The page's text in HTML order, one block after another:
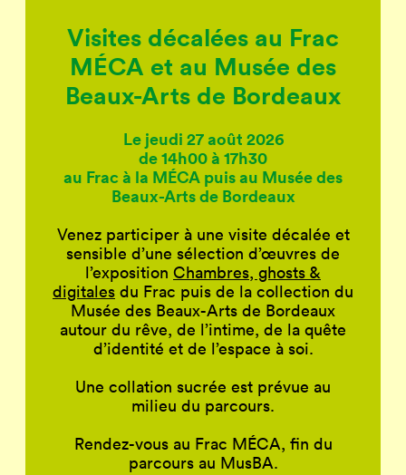
Visites décalées au Frac
MÉCA et au Musée des
Beaux-Arts de Bordeaux
Le jeudi 27 août 2026
de 14h00 à 17h30
au Frac à la MÉCA puis au Musée des
Beaux-Arts de Bordeaux
Venez participer à une visite décalée et
sensible d’une sélection d’œuvres de
l’exposition Chambres, ghosts &
digitales du Frac puis de la collection du
Musée des Beaux-Arts de Bordeaux
autour du rêve, de l’intime, de la quête
d’identité et de l’espace à soi.
Une collation sucrée est prévue au
milieu du parcours.
Rendez-vous au Frac MÉCA, fin du
parcours au MusBA.